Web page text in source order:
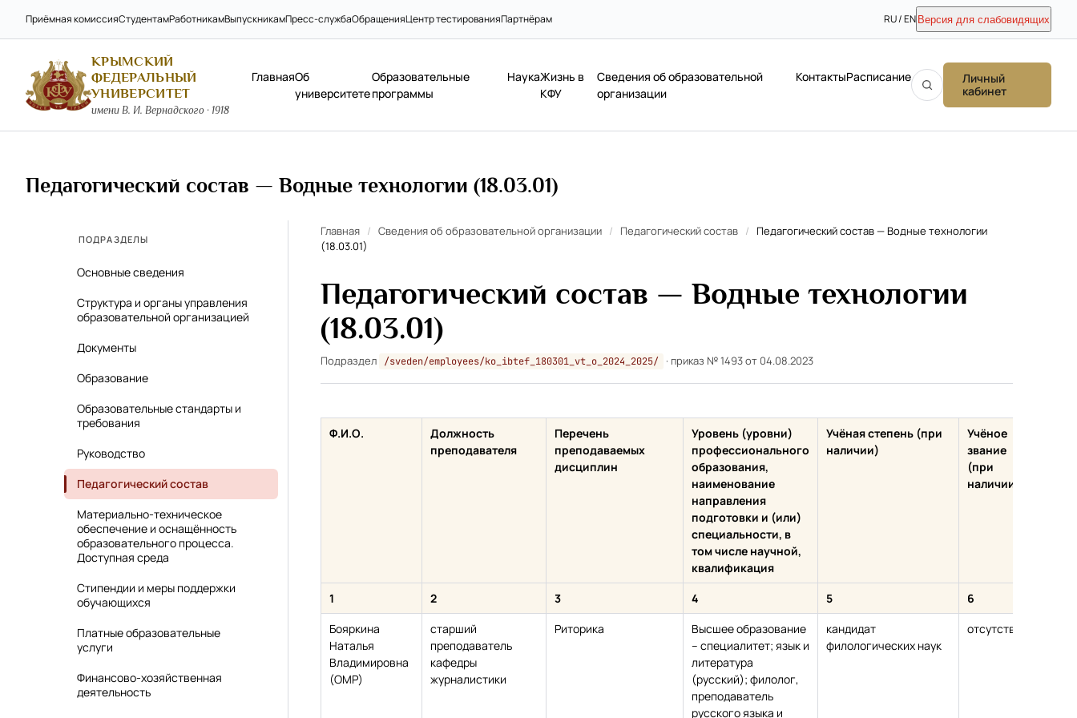
Приёмная комиссияСтудентамРаботникамВыпускникамПресс-службаОбращенияЦентр тестированияПартнёрам RU / EN Версия для слабовидящих
КРЫМСКИЙ
ФЕДЕРАЛЬНЫЙ
УНИВЕРСИТЕТ
имени В. И. Вернадского · 1918
ГлавнаяОб
университете
Образовательные
программы
НаукаЖизнь в
КФУ
Сведения об образовательной
организации
КонтактыРасписание
Личный
кабинет
Педагогический состав — Водные технологии (18.03.01)
ПОДРАЗДЕЛЫ
Основные сведения
Структура и органы управления
образовательной организацией
Документы
Образование
Образовательные стандарты и
требования
Руководство
Педагогический состав
Материально-техническое
обеспечение и оснащённость
образовательного процесса.
Доступная среда
Стипендии и меры поддержки
обучающихся
Платные образовательные
услуги
Финансово-хозяйственная
деятельность
Главная / Сведения об образовательной организации / Педагогический состав / Педагогический состав — Водные технологии
(18.03.01)
Педагогический состав — Водные технологии
(18.03.01)
Подраздел /sveden/employees/ko_ibtef_180301_vt_o_2024_2025/ · приказ № 1493 от 04.08.2023
Ф.И.О.
Должность
преподавателя
Перечень
преподаваемых
дисциплин
Уровень (уровни)
профессионального
образования,
наименование
направления
подготовки и (или)
специальности, в
том числе научной,
квалификация
Учёная степень (при
наличии)
Учёное
звание
(при
наличии)
1 2 3 4 5 6
Бояркина
Наталья
Владимировна
(ОМР)
старший
преподаватель
кафедры
журналистики
Риторика
Высшее образование
– специалитет; язык и
литература
(русский); филолог,
преподаватель
русского языка и
кандидат
филологических наук
отсутствует